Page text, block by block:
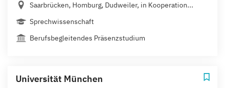
Saarbrücken, Homburg, Dudweiler, in Kooperation...
Sprechwissenschaft
Berufsbegleitendes Präsenzstudium
Universität München